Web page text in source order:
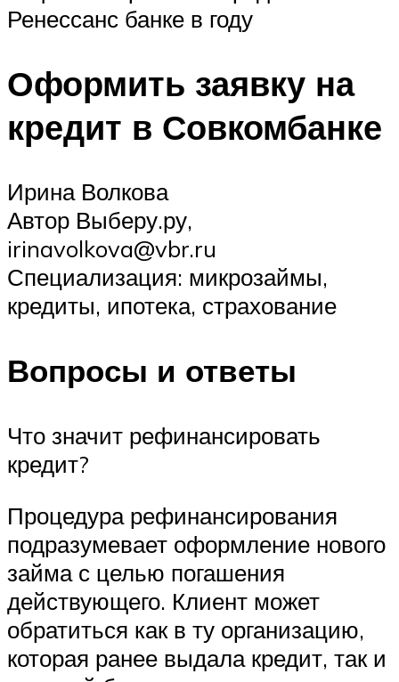
Ренессанс банке в году
Оформить заявку на
кредит в Совкомбанке
Ирина Волкова
Автор Выберу.ру,
irinavolkova@vbr.ru
Специализация: микрозаймы,
кредиты, ипотека, страхование
Вопросы и ответы
Что значит рефинансировать
кредит?
Процедура рефинансирования
подразумевает оформление нового
займа с целью погашения
действующего. Клиент может
обратиться как в ту организацию,
которая ранее выдала кредит, так и